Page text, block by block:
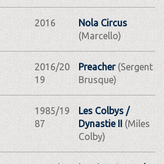
2016
Nola Circus
(Marcello)
2016/20
19
Preacher(Sergent
Brusque)
1985/19
87
Les Colbys /
Dynastie II(Miles
Colby)